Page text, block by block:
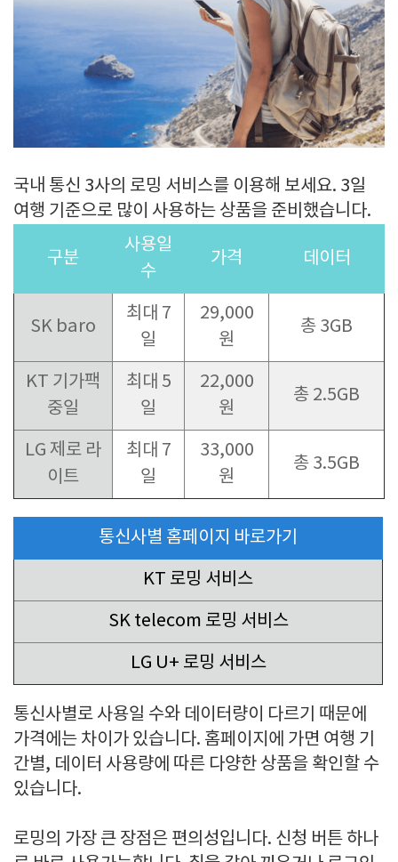
국내 통신 3사의 로밍 서비스를 이용해 보세요. 3일
여행 기준으로 많이 사용하는 상품을 준비했습니다.
구분
사용일
수
가격 데이터
SK baro
최대 7
일
29,000
원
총 3GB
KT 기가팩
중일
최대 5
일
22,000
원
총 2.5GB
LG 제로 라
이트
최대 7
일
33,000
원
총 3.5GB
통신사별 홈페이지 바로가기
KT 로밍 서비스
SK telecom 로밍 서비스
LG U+ 로밍 서비스
통신사별로 사용일 수와 데이터량이 다르기 때문에
가격에는 차이가 있습니다. 홈페이지에 가면 여행 기
간별, 데이터 사용량에 따른 다양한 상품을 확인할 수
있습니다.
로밍의 가장 큰 장점은 편의성입니다. 신청 버튼 하나